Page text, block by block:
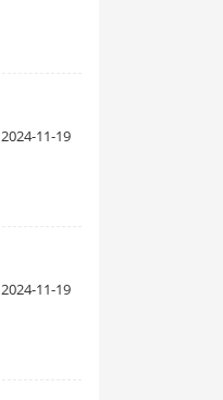
2024-11-19
2024-11-19